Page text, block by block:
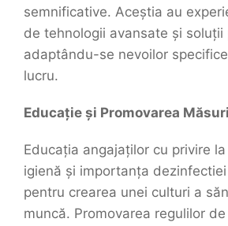
semnificative. Aceștia au
de tehnologii avansate și soluții
adaptându-se nevoilor
lucru.
Educație și Promovarea
Educația angajaților cu privire
igienă și importanța
pentru crearea unei culturi a
muncă. Promovarea regulilor